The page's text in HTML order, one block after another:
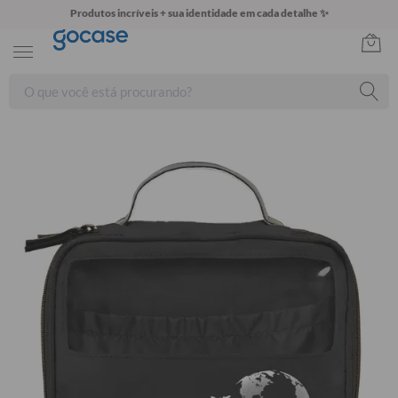
Produtos incríveis + sua identidade em cada detalhe ✨